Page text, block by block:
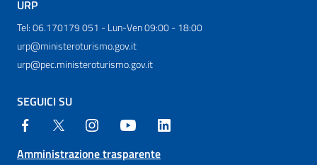
URP
Tel: 06.170179 051 - Lun-Ven 09:00 - 18:00
urp@ministeroturismo.gov.it
urp@pec.ministeroturismo.gov.it
SEGUICI SU
Amministrazione trasparente